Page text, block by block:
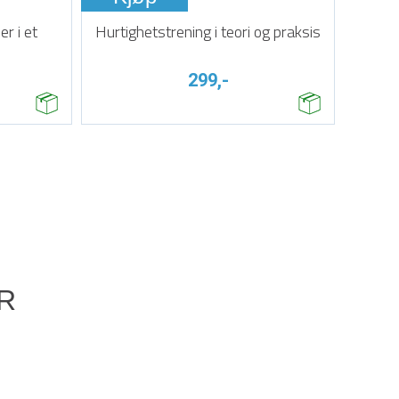
i et
Hurtighetstrening i teori og praksis
299,-